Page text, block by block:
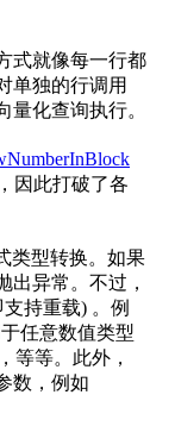
式就像每一行都
单独的行调用
量化查询执行。
因此打破了各
类型转换。如果
出异常。不过，
持重载) 。例
任意数值类型
，等等。此外，
数，例如